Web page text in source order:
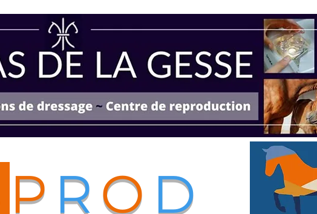
P RO D